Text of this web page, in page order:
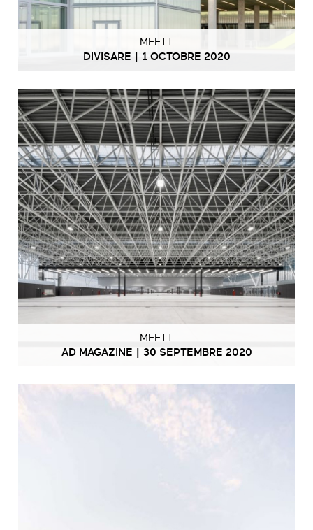
MEETT
DIVISARE | 1 OCTOBRE 2020
MEETT
AD MAGAZINE | 30 SEPTEMBRE 2020